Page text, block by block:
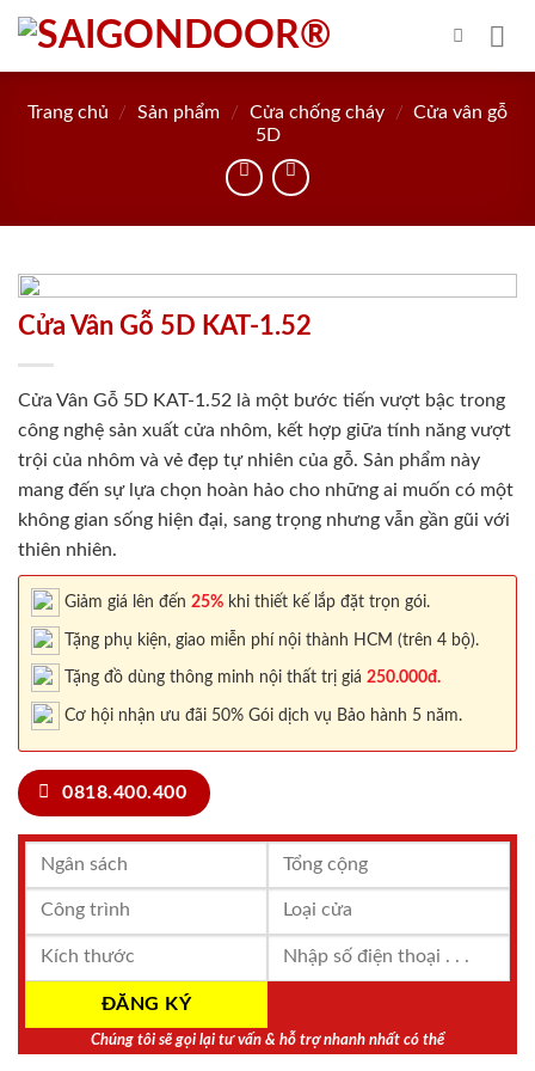
Skip
content
Trang chủ / Sản phẩm / Cửa chống cháy / Cửa vân gỗ
5D
Cửa Vân Gỗ 5D KAT-1.52
Cửa Vân Gỗ 5D KAT-1.52 là một bước tiến vượt bậc trong
công nghệ sản xuất cửa nhôm, kết hợp giữa tính năng vượt
trội của nhôm và vẻ đẹp tự nhiên của gỗ. Sản phẩm này
mang đến sự lựa chọn hoàn hảo cho những ai muốn có một
không gian sống hiện đại, sang trọng nhưng vẫn gần gũi với
thiên nhiên.
Giảm giá lên đến 25% khi thiết kế lắp đặt trọn gói.
Tặng phụ kiện, giao miễn phí nội thành HCM (trên 4 bộ).
Tặng đồ dùng thông minh nội thất trị giá 250.000đ.
Cơ hội nhận ưu đãi 50% Gói dịch vụ Bảo hành 5 năm.
0818.400.400
Chúng tôi sẽ gọi lại tư vấn & hỗ trợ nhanh nhất có thể